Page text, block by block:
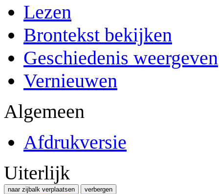
Lezen
Brontekst bekijken
Geschiedenis weergeven
Vernieuwen
Algemeen
Afdrukversie
Uiterlijk
naar zijbalk verplaatsen verbergen